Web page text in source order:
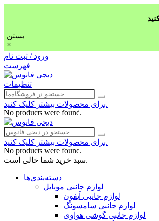
بستن
×
ورود / ثبت نام
فهرست
تنظیمات
برای محصولات بیشتر کلیک کنید.
No products were found.
برای محصولات بیشتر کلیک کنید.
No products were found.
سبد خرید شما خالی است.
دسته‌بندی‌ها
لوازم جانبی موبایل
لوازم جانبی آیفون
لوازم جانبی سامسونگ
لوازم جانبی گوشی هواوی